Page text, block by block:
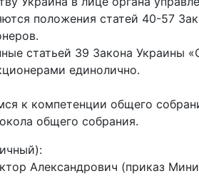
положения статей 40-57
статьей 39 Закона Украины
единолично.
к компетенции общего
общего собрания.
Александрович (приказ